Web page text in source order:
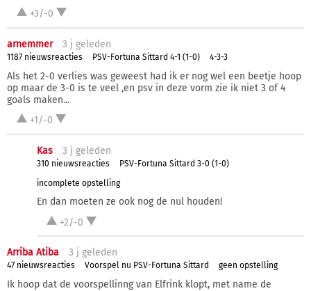
+3/-0
arnemmer 3 j geleden
1187 nieuwsreacties PSV-Fortuna Sittard 4-1 (1-0) 4-3-3
Als het 2-0 verlies was geweest had ik er nog wel een beetje hoop
op maar de 3-0 is te veel ,en psv in deze vorm zie ik niet 3 of 4
goals maken...
+1/-0
Kas 3 j geleden
310 nieuwsreacties
PSV-Fortuna Sittard 3-0 (1-0)
incomplete opstelling
En dan moeten ze ook nog de nul houden!
+2/-0
Arriba Atiba 3 j geleden
47 nieuwsreacties Voorspel nu PSV-Fortuna Sittard geen opstelling
Ik hoop dat de voorspellinng van Elfrink klopt, met name de